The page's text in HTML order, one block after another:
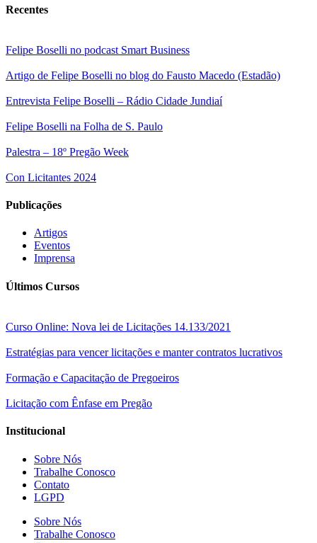
Recentes
Felipe Boselli no podcast Smart Business
Artigo de Felipe Boselli no blog do Fausto Macedo (Estadão)
Entrevista Felipe Boselli – Rádio Cidade Jundiaí
Felipe Boselli na Folha de S. Paulo
Palestra – 18º Pregão Week
Con Licitantes 2024
Publicações
Artigos
Eventos
Imprensa
Últimos Cursos
Curso Online: Nova lei de Licitações 14.133/2021
Estratégias para vencer licitações e manter contratos lucrativos
Formação e Capacitação de Pregoeiros
Licitação com Ênfase em Pregão
Institucional
Sobre Nós
Trabalhe Conosco
Contato
LGPD
Sobre Nós
Trabalhe Conosco